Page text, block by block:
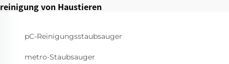
reinigung von Haustieren
pC-Reinigungsstaubsauger
metro-Staubsauger